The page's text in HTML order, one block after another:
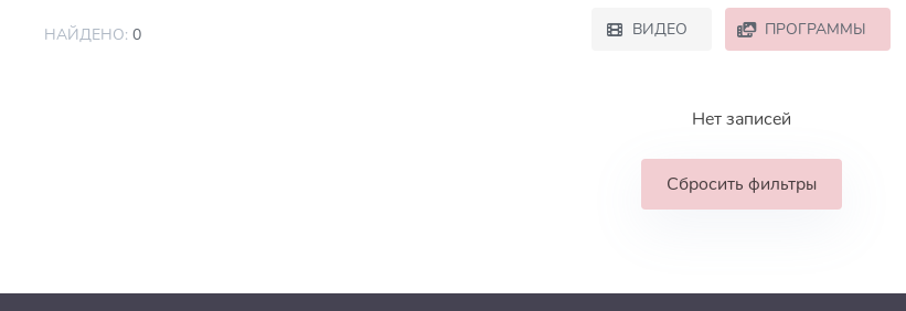
НАЙДЕНО: 0 ВИДЕО ПРОГРАММЫ
Нет записей
Сбросить фильтры